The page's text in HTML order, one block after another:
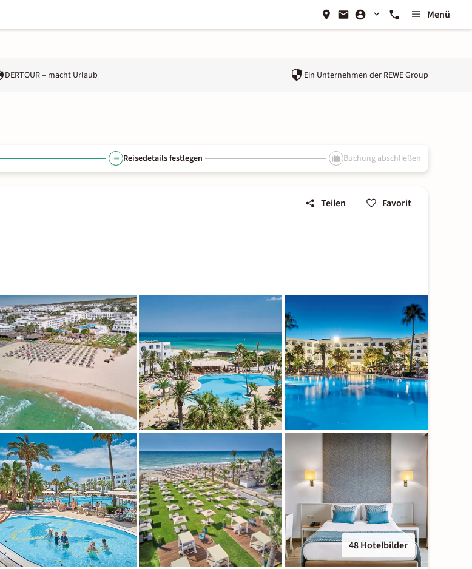
Menü
DERTOUR – macht Urlaub Ein Unternehmen der REWE Group
Reisedetails festlegen Buchung abschließen
Teilen Favorit
48 Hotelbilder